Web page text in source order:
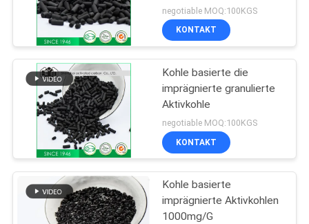
Based
Gas/Wasseraufbereitung
negotiable MOQ:100KGS
KONTAKT
Kohle basierte die
imprägnierte granulierte
Aktivkohle
negotiable MOQ:100KGS
KONTAKT
Kohle basierte
imprägnierte Aktivkohlen
1000mg/G